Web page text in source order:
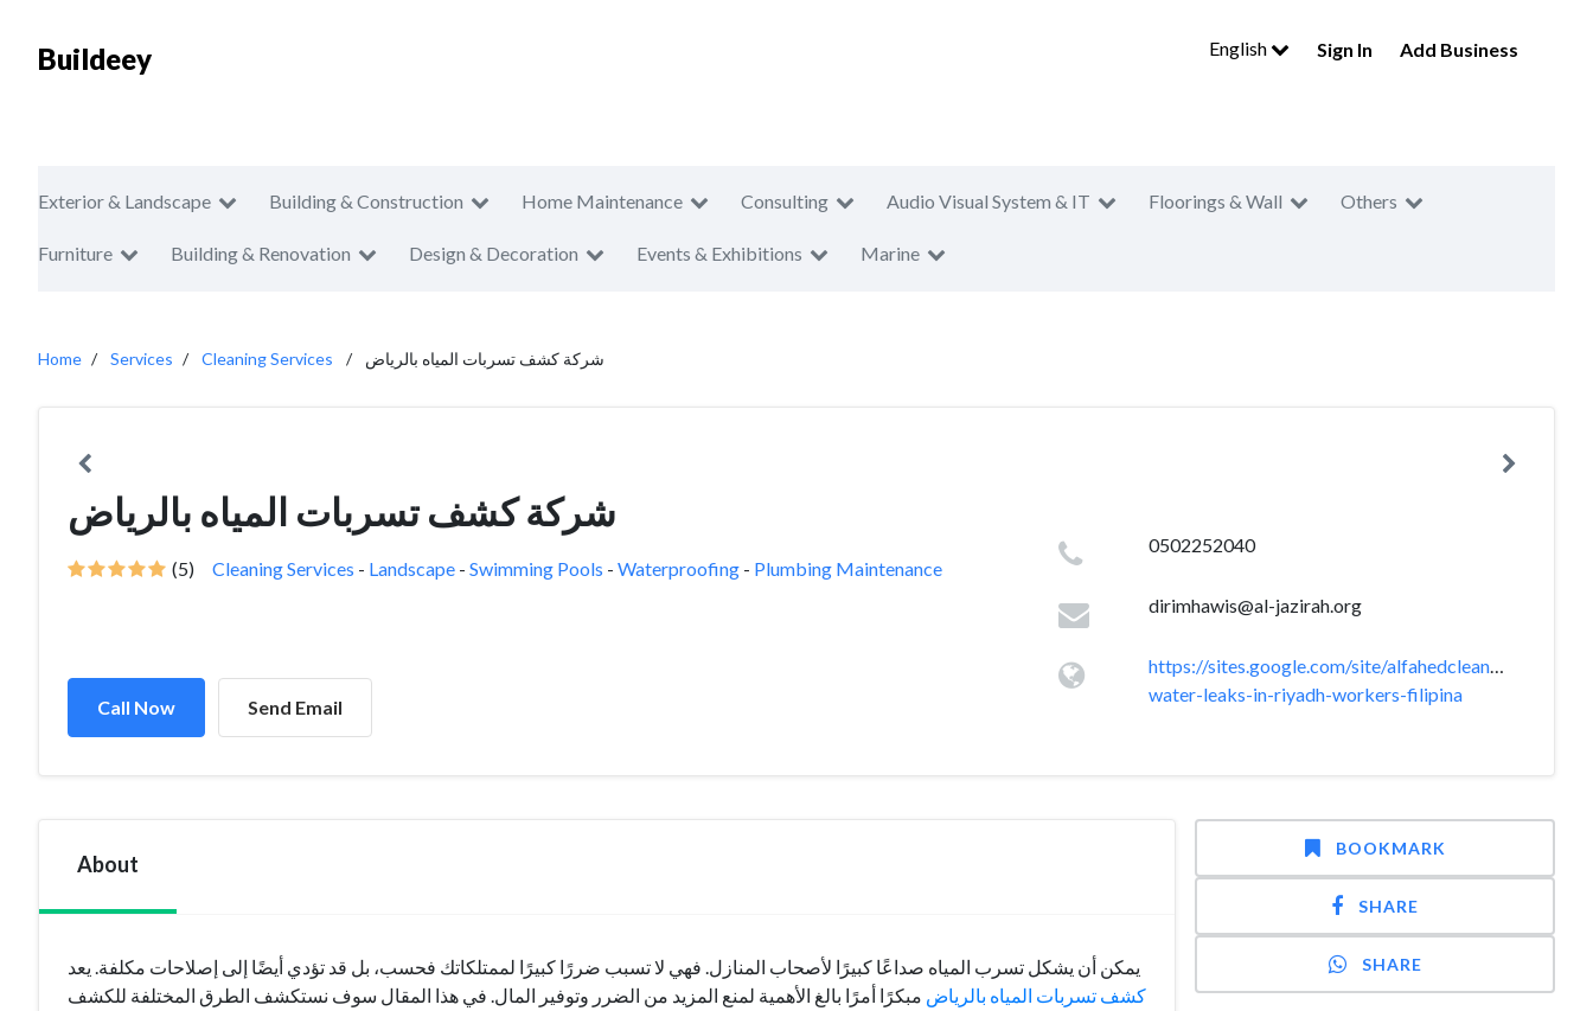
Buildeey English Sign In Add Business
Exterior & Landscape Building & Construction Home Maintenance Consulting Audio Visual System & IT Floorings & Wall Others
Furniture Building & Renovation Design & Decoration Events & Exhibitions Marine
Home Services Cleaning Services شركة كشف تسربات المياه بالرياض
شركة كشف تسربات المياه بالرياض
(5) Cleaning Services - Landscape - Swimming Pools - Waterproofing - Plumbing Maintenance
Call Now Send Email
0502252040
dirimhawis@al-jazirah.org
https://sites.google.com/site/alfahedclean/detect-
water-leaks-in-riyadh-workers-filipina
About
يمكن أن يشكل تسرب المياه صداعًا كبيرًا لأصحاب المنازل. فهي لا تسبب ضررًا كبيرًا لممتلكاتك فحسب، بل قد تؤدي أيضًا إلى إصلاحات مكلفة. يعد
كشف تسربات المياه بالرياض مبكرًا أمرًا بالغ الأهمية لمنع المزيد من الضرر وتوفير المال. في هذا المقال سوف نستكشف الطرق المختلفة للكشف
BOOKMARK
SHARE
SHARE